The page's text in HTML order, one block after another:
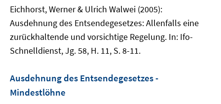
Eichhorst, Werner & Ulrich Walwei (2005):
Ausdehnung des Entsendegesetzes: Allenfalls eine
zurückhaltende und vorsichtige Regelung. In: Ifo-
Schnelldienst, Jg. 58, H. 11, S. 8-11.
Ausdehnung des Entsendegesetzes -
Mindestlöhne